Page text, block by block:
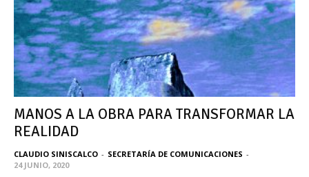
MANOS A LA OBRA PARA TRANSFORMAR LA
REALIDAD
CLAUDIO SINISCALCO - SECRETARÍA DE COMUNICACIONES -
24 JUNIO, 2020